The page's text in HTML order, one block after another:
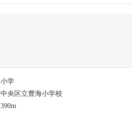
小学
中央区立豊海小学校
390m